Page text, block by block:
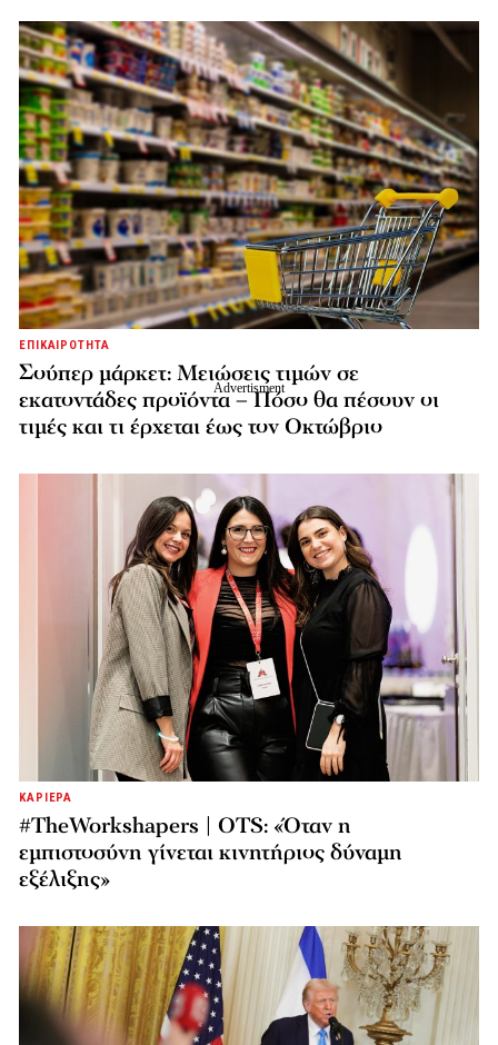
ΕΠΙΚΑΙΡΟΤΗΤΑ
Σούπερ μάρκετ: Μειώσεις τιμών σε
εκατοντάδες προϊόντα – Πόσο θα πέσουν οι
τιμές και τι έρχεται έως τον Οκτώβριο
ΚΑΡΙΕΡΑ
#TheWorkshapers | OTS: «Όταν η
εμπιστοσύνη γίνεται κινητήριος δύναμη
εξέλιξης»